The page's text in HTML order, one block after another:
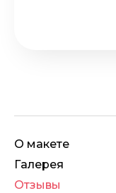
О макете
Галерея
Отзывы